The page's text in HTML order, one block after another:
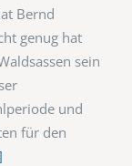
Bernd
genug hat
sein
und
für den